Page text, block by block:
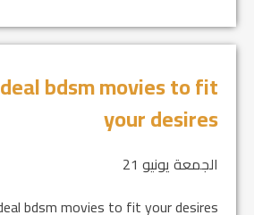
bdsm movies to fit
your desires
الجمعة يونيو 21
bdsm movies to fit your desires